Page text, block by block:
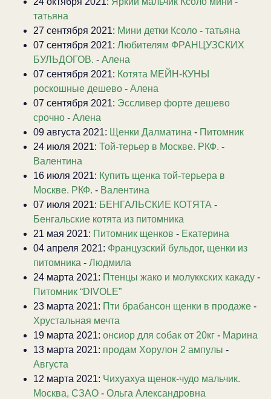
татьяна
27 сентября 2021: Мини детки Ксоло - татьяна
07 сентября 2021: Любителям ФРАНЦУЗСКИХ
БУЛЬДОГОВ. - Алена
07 сентября 2021: Котята МЕЙН-КУНЫ
роскошные дешево - Алена
07 сентября 2021: Эссливер форте дешево
срочно - Алена
09 августа 2021: Щенки Далматина - Питомник
24 июля 2021: Той-терьер в Москве. РКФ. -
Валентина
16 июля 2021: Купить щенка той-терьера в
Москве. РКФ. - Валентина
07 июля 2021: БЕНГАЛЬСКИЕ КОТЯТА -
Бенгальские котята из питомника
21 мая 2021: Питомник щенков - Екатерина
04 апреля 2021: Французский бульдог, щенки из
питомника - Людмила
24 марта 2021: Птенцы жако и молуккских какаду -
Питомник “DIVOLE”
23 марта 2021: Пти брабансон щенки в продаже -
Хрустальная мечта
19 марта 2021: онсиор для собак от 20кг - Марина
13 марта 2021: продам Хорулон 2 ампулы -
Августа
12 марта 2021: Чихуахуа щенок-чудо мальчик.
Москва, СЗАО - Ольга Александровна